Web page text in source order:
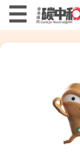
Skip
main
content
☰
低碳生活小貼士